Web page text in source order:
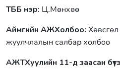
ТББ нэр: Ц.Мөнхөө
Аймгийн АЖХолбоо:
жуулчлалын салбар холбоо
АЖТХуулийн 11-д заасан